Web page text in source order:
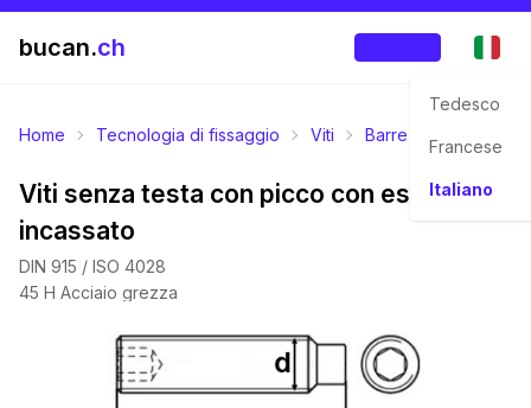
bucan.ch
Tedesco
Francese
Italiano
Home Tecnologia di fissaggio Viti Barre filettate
Viti senza testa con picco con esagono
incassato
DIN 915 / ISO 4028
45 H Acciaio grezza